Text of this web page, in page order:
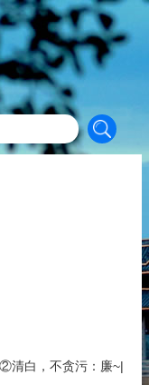
白，不贪污：廉~|